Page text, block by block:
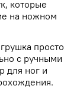
которые
на ножном
просто
с ручными
для ног и